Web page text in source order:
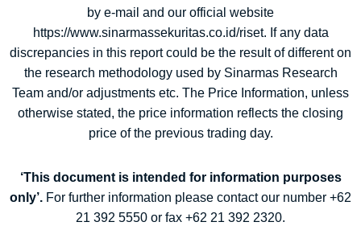
by e-mail and our official website
https://www.sinarmassekuritas.co.id/riset. If any data
discrepancies in this report could be the result of different on
the research methodology used by Sinarmas Research
Team and/or adjustments etc. The Price Information, unless
otherwise stated, the price information reflects the closing
price of the previous trading day.
‘This document is intended for information purposes
only’. For further information please contact our number +62
21 392 5550 or fax +62 21 392 2320.